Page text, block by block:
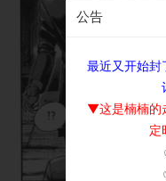
公告
最近又开始封
▼这是楠楠的
定